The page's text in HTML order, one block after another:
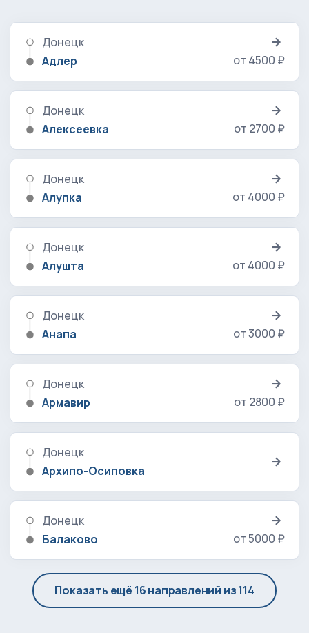
Донецк
Адлер
от 4500 ₽
Донецк
Алексеевка
от 2700 ₽
Донецк
Алупка
от 4000 ₽
Донецк
Алушта
от 4000 ₽
Донецк
Анапа
от 3000 ₽
Донецк
Армавир
от 2800 ₽
Донецк
Архипо-Осиповка
Донецк
Балаково
от 5000 ₽
Показать ещё 16 направлений из 114